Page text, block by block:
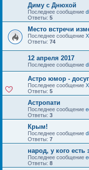
Диму с Днюхой
Последнее сообщение
Ответы: 5
Место встречи
Последнее сообщение
Ответы: 74
12 апреля 2017
Последнее сообщение
Астро юмор -
Последнее сообщение
Ответы: 5
Астропати
Последнее сообщение
Ответы: 3
Крым!
Последнее сообщение
Ответы: 7
народ, у кого
Последнее сообщение
Ответы: 8